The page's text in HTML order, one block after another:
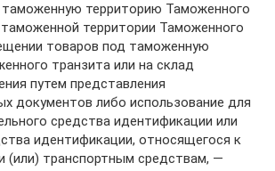
территорию Таможенного
территории Таможенного
товаров под таможенную
транзита или на склад
путем представления
документов либо использование для
средства идентификации или
идентификации, относящегося к
(или) транспортным средствам, —